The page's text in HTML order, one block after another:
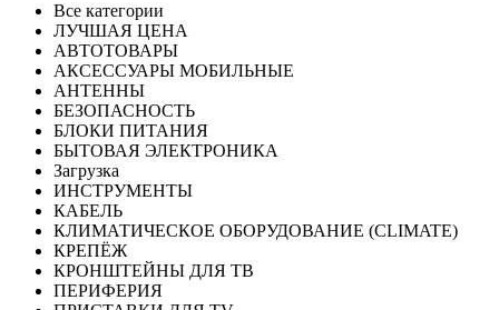
Все категории
ЛУЧШАЯ ЦЕНА
АВТОТОВАРЫ
АКСЕССУАРЫ МОБИЛЬНЫЕ
АНТЕННЫ
БЕЗОПАСНОСТЬ
БЛОКИ ПИТАНИЯ
БЫТОВАЯ ЭЛЕКТРОНИКА
Загрузка
ИНСТРУМЕНТЫ
КАБЕЛЬ
КЛИМАТИЧЕСКОЕ ОБОРУДОВАНИЕ (CLIMATE)
КРЕПЁЖ
КРОНШТЕЙНЫ ДЛЯ ТВ
ПЕРИФЕРИЯ